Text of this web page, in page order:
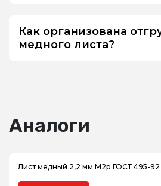
Как организована
медного листа?
Аналоги
Лист медный 2,2 мм М2р ГОСТ 495-92